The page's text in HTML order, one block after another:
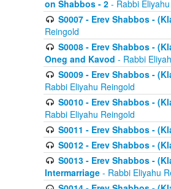
on Shabbos - 2 - Rabbi
S0007 - Erev Shabbos -
Reingold
S0008 - Erev Shabbos -
Oneg and Kavod - Rabbi
S0009 - Erev Shabbos -
Rabbi Eliyahu Reingold
S0010 - Erev Shabbos -
Rabbi Eliyahu Reingold
S0011 - Erev Shabbos -
S0012 - Erev Shabbos -
S0013 - Erev Shabbos -
Intermarriage - Rabbi Eliyahu